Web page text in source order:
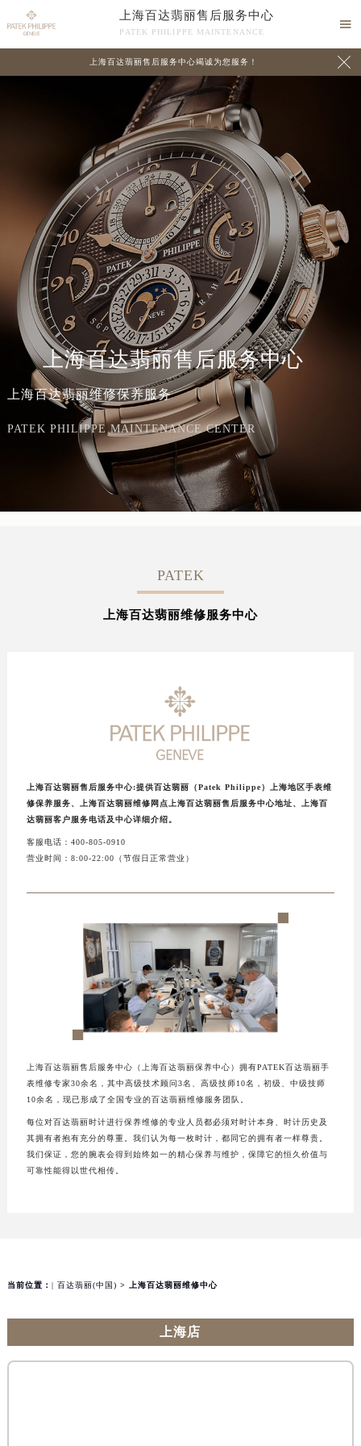
上海百达翡丽售后服务中心
PATEK PHILIPPE MAINTENANCE

上海百达翡丽售后服务中心竭诚为您服务！ 
上海百达翡丽售后服务中心
上海百达翡丽维修保养服务
PATEK PHILIPPE MAINTENANCE CENTER
联系我们
PATEK
上海百达翡丽维修服务中心
上海百达翡丽售后服务中心:提供百达翡丽（Patek Philippe）上海地区手表维
修保养服务、上海百达翡丽维修网点上海百达翡丽售后服务中心地址、上海百
达翡丽客户服务电话及中心详细介绍。
客服电话：400-805-0910
营业时间：8:00-22:00（节假日正常营业）
上海百达翡丽售后服务中心（上海百达翡丽保养中心）拥有PATEK百达翡丽手
表维修专家30余名，其中高级技术顾问3名、高级技师10名，初级、中级技师
10余名，现已形成了全国专业的百达翡丽维修服务团队。
每位对百达翡丽时计进行保养维修的专业人员都必须对时计本身、时计历史及
其拥有者抱有充分的尊重。我们认为每一枚时计，都同它的拥有者一样尊贵。
我们保证，您的腕表会得到始终如一的精心保养与维护，保障它的恒久价值与
可靠性能得以世代相传。
当前位置： | 百达翡丽(中国) > 上海百达翡丽维修中心
上海店